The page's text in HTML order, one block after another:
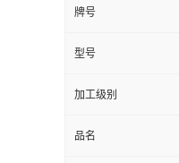
牌号
型号
加工级别
品名